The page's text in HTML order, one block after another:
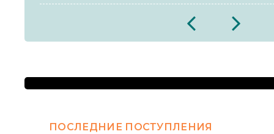
2026
ПОСЛЕДНИЕ ПОСТУПЛЕНИЯ